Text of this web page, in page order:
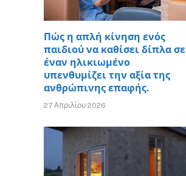
Πώς η απλή κίνηση ενός
παιδιού να καθίσει δίπλα σε
έναν ηλικιωμένο
υπενθυμίζει την αξία της
ανθρώπινης επαφής.
27 Απριλίου 2026